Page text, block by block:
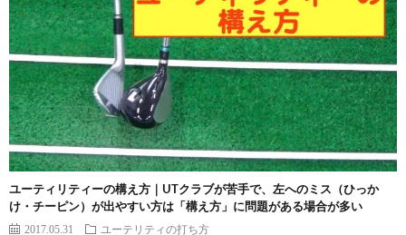
ユーティリティーの構え方｜UTクラブが苦手で、左へのミス（ひっか
け・チーピン）が出やすい方は「構え方」に問題がある場合が多い
2017.05.31 ユーテリティの打ち方